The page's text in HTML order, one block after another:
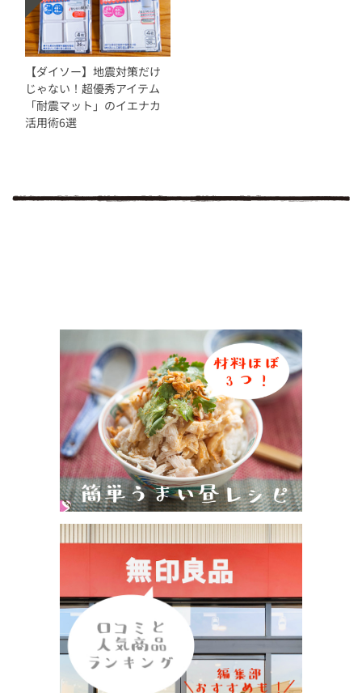
【ダイソー】地震対策だけ
じゃない！超優秀アイテム
「耐震マット」のイエナカ
活用術6選